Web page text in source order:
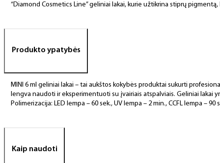
“Diamond Cosmetics Line” geliniai lakai, kurie užtikrina stiprų
Produkto ypatybės
MINI 6 ml geliniai lakai – tai aukštos kokybės produktai sukurti
lengva naudoti ir eksperimentuoti su įvairiais atspalviais. Geliniai lakai
Polimerizacija: LED lempa – 60 sek., UV lempa – 2 min., CCFL lempa – 90
Kaip naudoti